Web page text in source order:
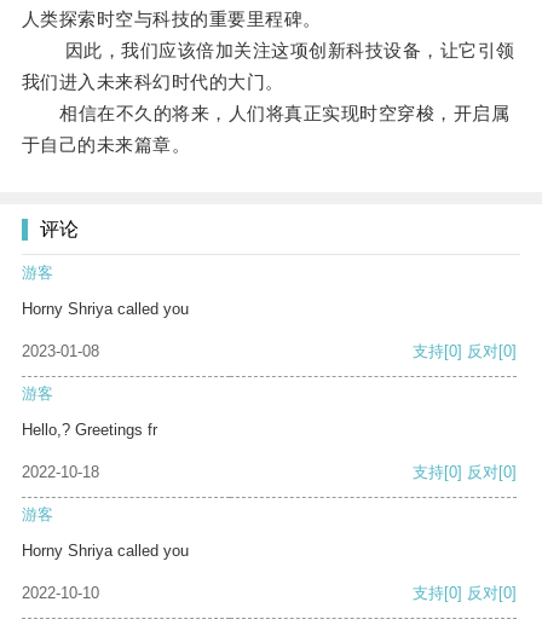
人类探索时空与科技的重要里程碑。
因此，我们应该倍加关注这项创新科技设备，让它引领
我们进入未来科幻时代的大门。
相信在不久的将来，人们将真正实现时空穿梭，开启属
于自己的未来篇章。
评论
游客
Horny Shriya called you
2023-01-08 支持[0] 反对[0]
游客
Hello,? Greetings fr
2022-10-18 支持[0] 反对[0]
游客
Horny Shriya called you
2022-10-10 支持[0] 反对[0]